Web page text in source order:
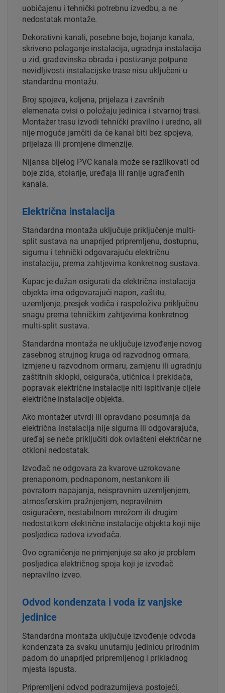
uobičajenu i tehnički potrebnu izvedbu, a ne
nedostatak montaže.
Dekorativni kanali, posebne boje, bojanje kanala,
skriveno polaganje instalacija, ugradnja instalacija
u zid, građevinska obrada i postizanje potpune
nevidljivosti instalacijske trase nisu uključeni u
standardnu montažu.
Broj spojeva, koljena, prijelaza i završnih
elemenata ovisi o položaju jedinica i stvarnoj trasi.
Montažer trasu izvodi tehnički pravilno i uredno, ali
nije moguće jamčiti da će kanal biti bez spojeva,
prijelaza ili promjene dimenzije.
Nijansa bijelog PVC kanala može se razlikovati od
boje zida, stolarije, uređaja ili ranije ugrađenih
kanala.
Električna instalacija
Standardna montaža uključuje priključenje multi-
split sustava na unaprijed pripremljenu, dostupnu,
sigurnu i tehnički odgovarajuću električnu
instalaciju, prema zahtjevima konkretnog sustava.
Kupac je dužan osigurati da električna instalacija
objekta ima odgovarajući napon, zaštitu,
uzemljenje, presjek vodiča i raspoloživu priključnu
snagu prema tehničkim zahtjevima konkretnog
multi-split sustava.
Standardna montaža ne uključuje izvođenje novog
zasebnog strujnog kruga od razvodnog ormara,
izmjene u razvodnom ormaru, zamjenu ili ugradnju
zaštitnih sklopki, osigurača, utičnica i prekidača,
popravak električne instalacije niti ispitivanje cijele
električne instalacije objekta.
Ako montažer utvrdi ili opravdano posumnja da
električna instalacija nije sigurna ili odgovarajuća,
uređaj se neće priključiti dok ovlašteni električar ne
otkloni nedostatak.
Izvođač ne odgovara za kvarove uzrokovane
prenaponom, podnaponom, nestankom ili
povratom napajanja, neispravnim uzemljenjem,
atmosferskim pražnjenjem, nepravilnim
osiguračem, nestabilnom mrežom ili drugim
nedostatkom električne instalacije objekta koji nije
posljedica radova izvođača.
Ovo ograničenje ne primjenjuje se ako je problem
posljedica električnog spoja koji je izvođač
nepravilno izveo.
Odvod kondenzata i voda iz vanjske
jedinice
Standardna montaža uključuje izvođenje odvoda
kondenzata za svaku unutarnju jedinicu prirodnim
padom do unaprijed pripremljenog i prikladnog
mjesta ispusta.
Pripremljeni odvod podrazumijeva postojeći,